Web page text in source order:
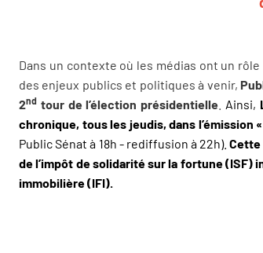
Dans un contexte où les médias ont un
des enjeux publics et politiques à venir,
2nd tour de l’élection présidentielle Ainsi,
chronique, tous les jeudis, dans l’émission «
Public Sénat à 18h - rediffusion à 22h).Cette
de l’impôt de solidarité sur la fortune (ISF)
immobilière (IFI).